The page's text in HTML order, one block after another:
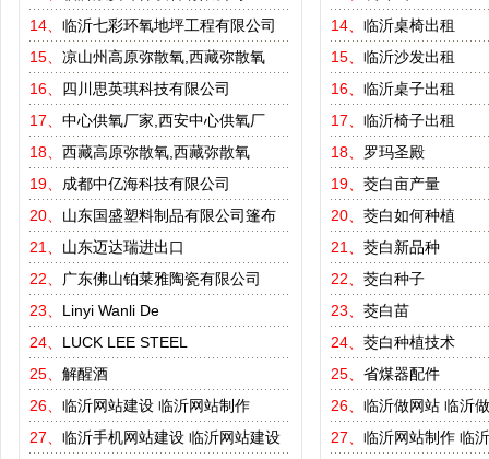
14、 临沂七彩环氧地坪工程有限公司
15、 凉山州高原弥散氧,西藏弥散氧
16、 四川思英琪科技有限公司
17、 中心供氧厂家,西安中心供氧厂
18、 西藏高原弥散氧,西藏弥散氧
19、 成都中亿海科技有限公司
20、 山东国盛塑料制品有限公司篷布
21、 山东迈达瑞进出口
22、
广东佛山铂莱雅陶瓷有限公司
23、 Linyi Wanli De
24、 LUCK LEE STEEL
25、 解醒酒
26、 临沂网站建设 临沂网站制作
27、 临沂手机网站建设 临沂网站建设
14、 临沂桌椅出租
15、 临沂沙发出租
16、 临沂桌子出租
17、 临沂椅子出租
18、 罗玛圣殿
19、 茭白亩产量
20、 茭白如何种植
21、 茭白新品种
22、 茭白种子
23、 茭白苗
24、 茭白种植技术
25、 省煤器配件
26、 临沂做网站 临沂
27、 临沂网站制作 临